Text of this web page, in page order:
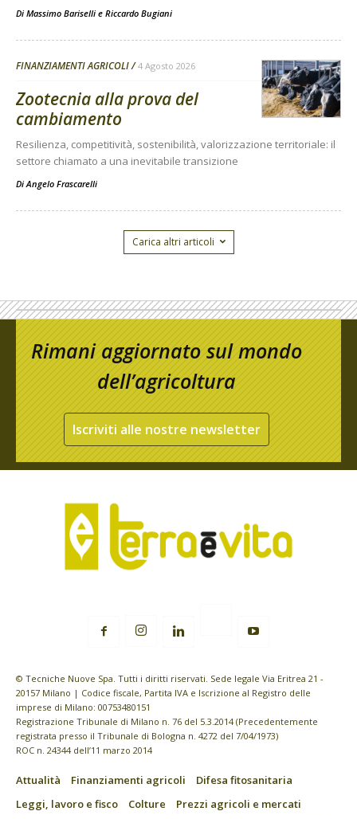
Di Massimo Bariselli e Riccardo Bugiani
FINANZIAMENTI AGRICOLI 4 Agosto 2026
Zootecnia alla prova del
cambiamento
Resilienza, competitività, sostenibilità, valorizzazione territoriale: il
settore chiamato a una inevitabile transizione
Di Angelo Frascarelli
Carica altri articoli
Rimani aggiornato sul mondo
dell’agricoltura
Iscriviti alle nostre newsletter
© Tecniche Nuove Spa. Tutti i diritti riservati. Sede legale Via Eritrea 21 -
20157 Milano | Codice fiscale, Partita IVA e Iscrizione al Registro delle
imprese di Milano: 00753480151
Registrazione Tribunale di Milano n. 76 del 5.3.2014 (Precedentemente
registrata presso il Tribunale di Bologna n. 4272 del 7/04/1973)
ROC n. 24344 dell’11 marzo 2014
Attualità Finanziamenti agricoli
Difesa fitosanitaria
Leggi, lavoro e fisco
Colture
Prezzi agricoli e mercati